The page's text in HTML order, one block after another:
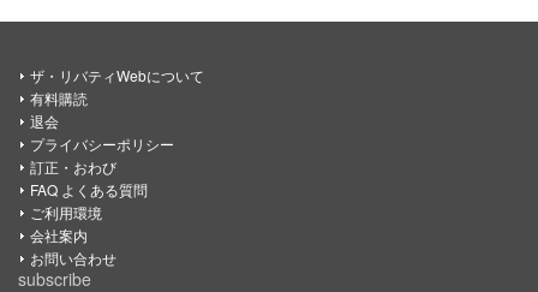
ザ・リバティWebについて
有料購読
退会
プライバシーポリシー
訂正・おわび
FAQ よくある質問
ご利用環境
会社案内
お問い合わせ
subscribe